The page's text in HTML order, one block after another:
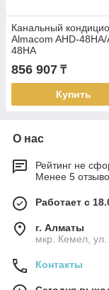
Канальный
Almacom AHD-48НА/
48HA
856 907 ₸
Купить
О нас
Рейтинг не
Менее 5
Работает с
г. Алматы
мкр. Кемел, ул.
Контакты